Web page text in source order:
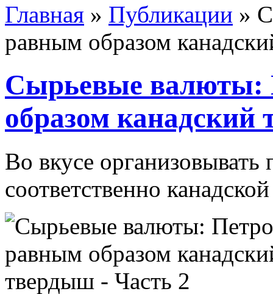
Главная » Публикации »
равным образом
Сырьевые валюты:
образом
Во вкусе организовывать
соответственно